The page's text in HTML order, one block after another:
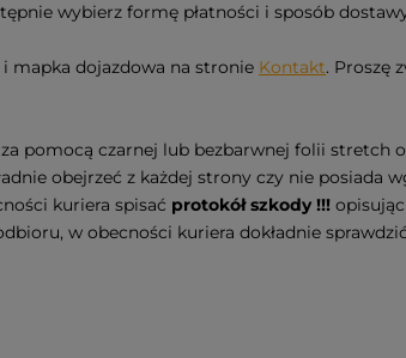
wybierz formę płatności i sposób
mapka dojazdowa na stronie Kontakt. Proszę
pomocą czarnej lub bezbarwnej folii stretch
obejrzeć z każdej strony czy nie posiada
kuriera spisać protokół szkody !!!
w obecności kuriera dokładnie